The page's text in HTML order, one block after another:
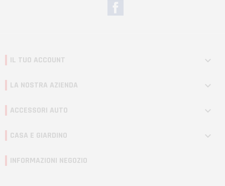
IL TUO ACCOUNT 
LA NOSTRA AZIENDA 
ACCESSORI AUTO 
CASA E GIARDINO 
INFORMAZIONI NEGOZIO